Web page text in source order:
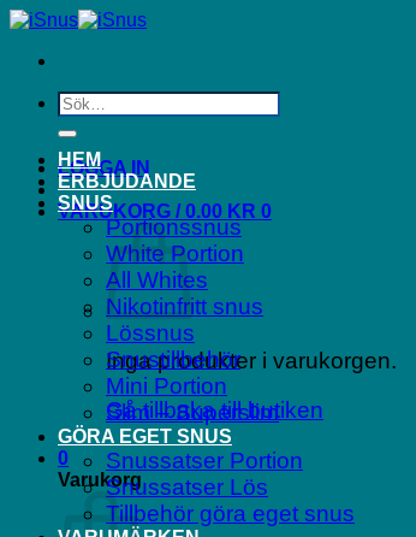
Skip
content
Sök
efter:
LOGGA IN
VARUKORG /0.00 KR 0
Inga produkter i varukorgen.
Gå tillbaka till butiken
0
Varukorg
HEM
ERBJUDANDE
SNUS
Portionssnus
White Portion
All Whites
Nikotinfritt snus
Lössnus
Snustillbehör
Mini Portion
Slim – Superslim
GÖRA EGET SNUS
Snussatser Portion
Snussatser Lös
Tillbehör göra eget snus